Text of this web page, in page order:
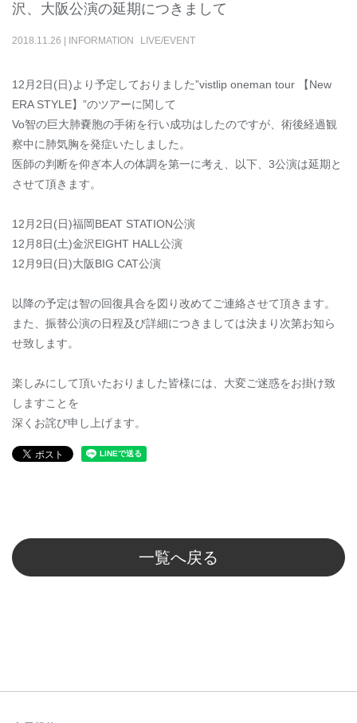
沢、大阪公演の延期につきまして
2018.11.26 INFORMATION LIVE/EVENT
12月2日(日)より予定しておりました”vistlip oneman tour 【New
ERA STYLE】”のツアーに関して
Vo智の巨大肺嚢胞の手術を行い成功はしたのですが、術後経過観
察中に肺気胸を発症いたしました。
医師の判断を仰ぎ本人の体調を第一に考え、以下、3公演は延期と
させて頂きます。
12月2日(日)福岡BEAT STATION公演
12月8日(土)金沢EIGHT HALL公演
12月9日(日)大阪BIG CAT公演
以降の予定は智の回復具合を図り改めてご連絡させて頂きます。
また、振替公演の日程及び詳細につきましては決まり次第お知ら
せ致します。
楽しみにして頂いたおりました皆様には、大変ご迷惑をお掛け致
しますことを
深くお詫び申し上げます。
一覧へ戻る